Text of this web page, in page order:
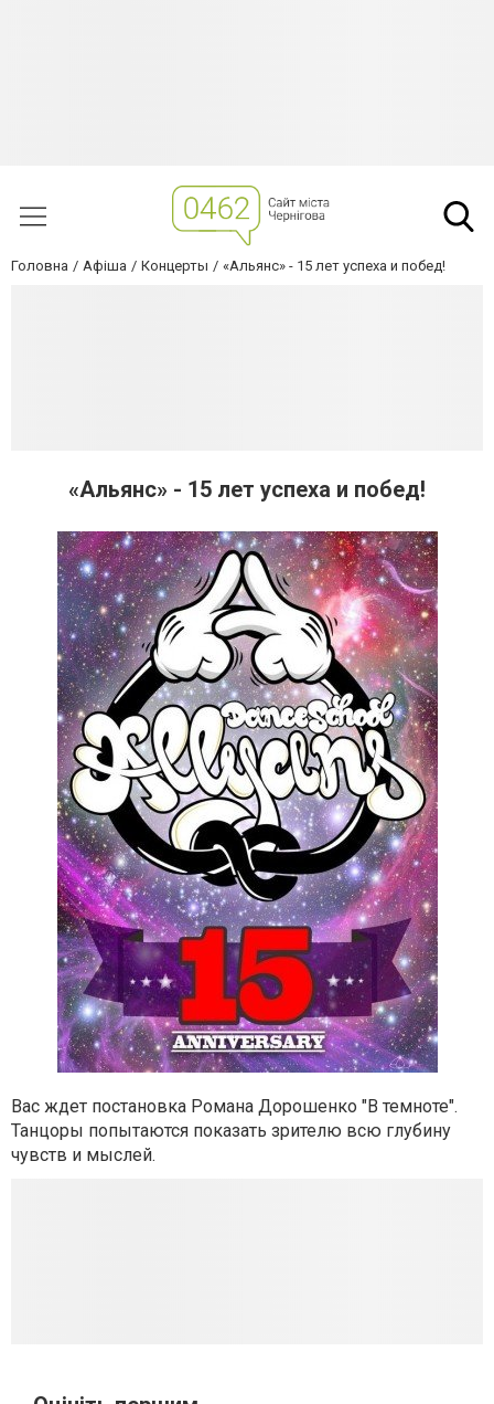
Головна Афіша Концерты «Альянс» - 15 лет успеха и побед!
«Альянс» - 15 лет успеха и побед!
Вас ждет постановка Романа Дорошенко "В темноте".
Танцоры попытаются показать зрителю всю глубину
чувств и мыслей.